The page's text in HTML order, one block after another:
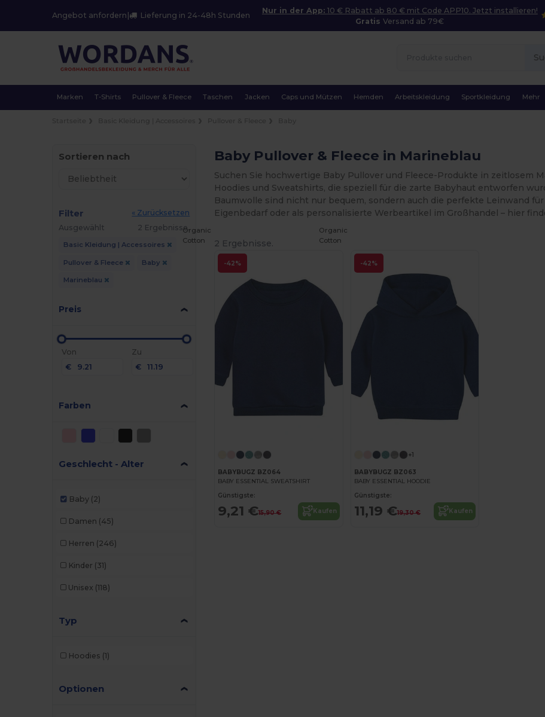
Angebot anfordern Lieferung in 24-48h Stunden
Nur in der App: 10 € Rabatt ab 80 € mit Code APP10. Jetzt installieren!
GratisVersand ab 79€
Marken T-Shirts Pullover & Fleece Taschen Jacken Caps und Mützen Hemden Arbeitskleidung Sportkleidung Mehr
Sortieren nach
Filter
« Zurücksetzen
Ausgewählt
2 Ergebnisse.
Basic Kleidung | Accessoires
Pullover & Fleece Baby
Marineblau
Preis
Von
€
Zu
€
Farben
Geschlecht - Alter
Baby (2)
Damen (45)
Herren (246)
Kinder (31)
Unisex (118)
Typ
Hoodies (1)
Optionen
Baby Pullover & Fleece in Marineblau
Suchen Sie hochwertige Baby Pullover und Fleece-Produkte in zeitlosem
Hoodies und Sweatshirts, die speziell für die zarte Babyhaut entworfen
Baumwolle sind nicht nur bequem, sondern auch die perfekte Leinwand
Eigenbedarf oder als personalisierte Werbeartikel im Großhandel – hier
2 Ergebnisse.
-42%
Organic
Cotton
BABYBUGZ BZ064
BABY ESSENTIAL SWEATSHIRT
Günstigste:
9,21 €15,90 € Kaufen
-42%
Organic
Cotton
+1
BABYBUGZ BZ063
BABY ESSENTIAL HOODIE
Günstigste:
11,19 €19,30 € Kaufen